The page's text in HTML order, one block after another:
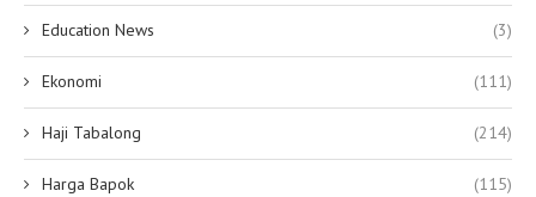
Education News (3)
Ekonomi (111)
Haji Tabalong (214)
Harga Bapok (115)